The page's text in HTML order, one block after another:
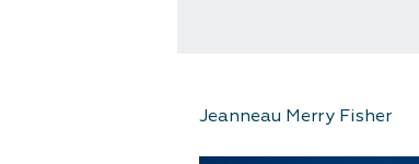
Jeanneau Merry Fisher